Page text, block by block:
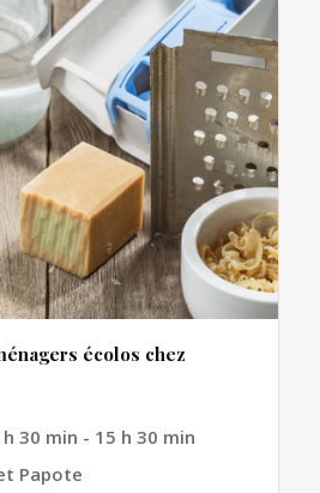
écolos chez
30 min - 15 h 30 min
Papote